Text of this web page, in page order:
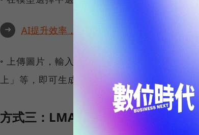
➜ AI提升效率，永續決定未來！全球永續指
◦ 上傳圖片，輸入提示詞（Prompt），如「
上」等，即可生成目標圖片。
方式三：LMArena 網站